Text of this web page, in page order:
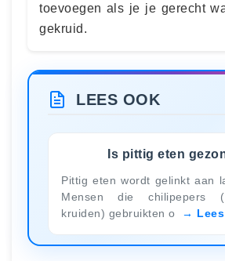
toevoegen als je je gerecht
gekruid.
LEES OOK
Is pittig eten
Pittig eten wordt gelinkt aan
Mensen die chilipepers
kruiden) gebruikten o